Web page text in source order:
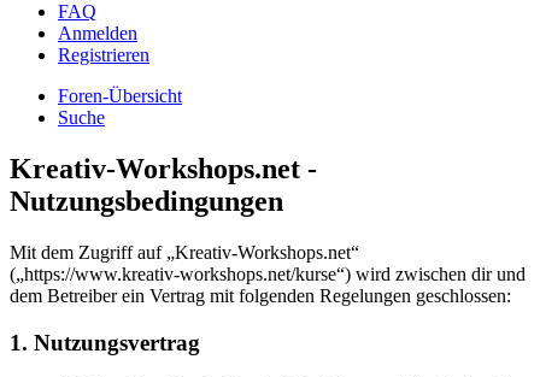
FAQ
Anmelden
Registrieren
Foren-Übersicht
Suche
Kreativ-Workshops.net -
Nutzungsbedingungen
Mit dem Zugriff auf „Kreativ-Workshops.net“
(„https://www.kreativ-workshops.net/kurse“) wird zwischen dir und
dem Betreiber ein Vertrag mit folgenden Regelungen geschlossen:
1. Nutzungsvertrag